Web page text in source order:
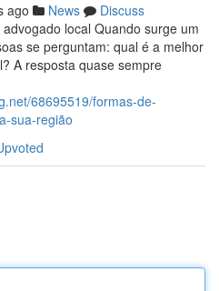
ago News
Discuss
local Quando surge um
se perguntam: qual é a melhor
A resposta quase sempre
68695519/formas-de-
sua-região